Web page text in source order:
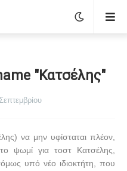
"Κατσέλης"
να μην υφίσταται πλέον,
ψωμί για τοστ Κατσέλης,
υπό νέο ιδιοκτήτη, που